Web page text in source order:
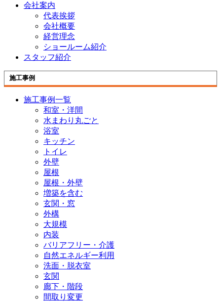
会社案内
代表挨拶
会社概要
経営理念
ショールーム紹介
スタッフ紹介
施工事例
施工事例一覧
和室・洋間
水まわり丸ごと
浴室
キッチン
トイレ
外壁
屋根
屋根・外壁
増築を含む
玄関・窓
外構
大規模
内装
バリアフリー・介護
自然エネルギー利用
洗面・脱衣室
玄関
廊下・階段
間取り変更